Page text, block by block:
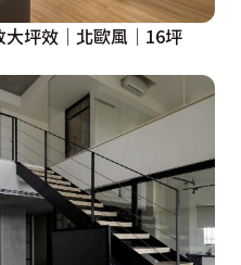
大坪效│北歐風│16坪